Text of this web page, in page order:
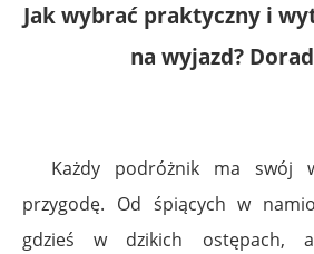
Jak wybrać praktyczny i
na wyjazd?
Każdy podróżnik ma swój
przygodę. Od śpiących w
gdzieś w dzikich ostępach,